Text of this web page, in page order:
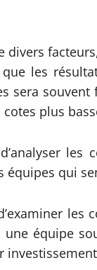
divers
les
sera
plus
équipes qui
les
équipe